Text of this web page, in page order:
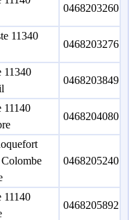
0468203260
11340
0468203276
11340
0468203849
11140
0468204080
Colombe
0468205240
11140
0468205892